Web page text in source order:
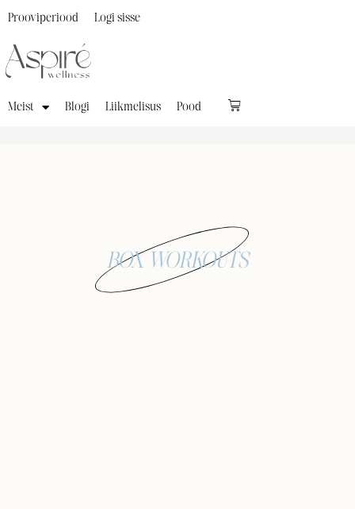
Meist Blogi Liikmelisus Pood
Prooviperiood Logi sisse
BOX WORKOUTS